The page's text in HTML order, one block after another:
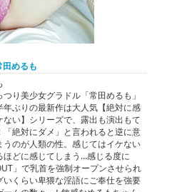
めるも
り美少女グラドル「常田めるも」
年ぶりの最新作は大人気【絶対に感
ない】シリーズで、露出も演出もて
「絶対にダメ」と言われると逆に意
うのが人類の性。感じてはイケない
ほどに感じてしまう…感じる度に
」で乳首を強制オープンさせられ
いくらい卑猥な淫語にご奉仕を強要